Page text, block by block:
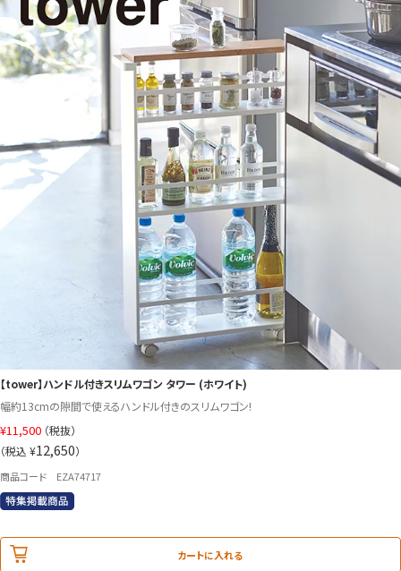
【tower】ハンドル付きスリムワゴン タワー (ホワイト)
幅約13cmの隙間で使えるハンドル付きのスリムワゴン!
¥11,500 （税抜）
（税込 ¥12,650）
商品コード EZA74717
カートに入れる